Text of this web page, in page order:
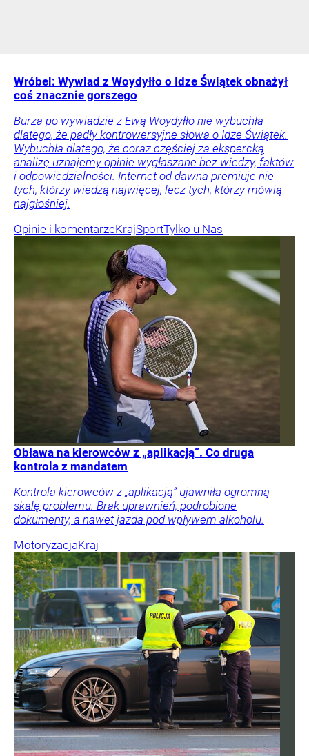
Wróbel: Wywiad z Woydyłło o Idze Świątek obnażył
coś znacznie gorszego
Burza po wywiadzie z Ewą Woydyłło nie wybuchła
dlatego, że padły kontrowersyjne słowa o Idze Świątek.
Wybuchła dlatego, że coraz częściej za ekspercką
analizę uznajemy opinie wygłaszane bez wiedzy, faktów
i odpowiedzialności. Internet od dawna premiuje nie
tych, którzy wiedzą najwięcej, lecz tych, którzy mówią
najgłośniej.
Opinie i komentarzeKrajSportTylko u Nas
Obława na kierowców z „aplikacją”. Co druga
kontrola z mandatem
Kontrola kierowców z „aplikacją” ujawniła ogromną
skalę problemu. Brak uprawnień, podrobione
dokumenty, a nawet jazda pod wpływem alkoholu.
MotoryzacjaKraj